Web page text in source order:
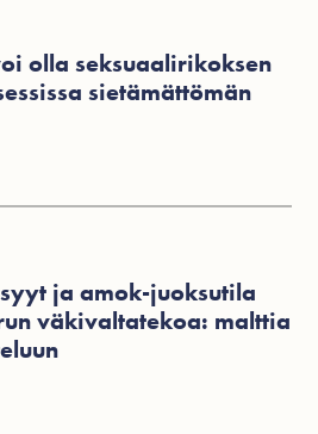
ja amok-juoksutila
väkivaltatekoa: malttia
olla seksuaalirikoksen
sietämättömän